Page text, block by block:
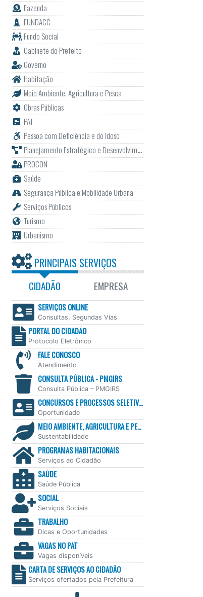
Fazenda
FUNDACC
Fundo Social
Gabinete do Prefeito
Governo
Habitação
Meio Ambiente, Agricultura e Pesca
Obras Públicas
PAT
Pessoa com Deficiência e do Idoso
Planejamento Estratégico e Desenvolvimento
PROCON
Saúde
Segurança Pública e Mobilidade Urbana
Serviços Públicos
Turismo
Urbanismo
PRINCIPAIS SERVIÇOS
CIDADÃO EMPRESA
SERVIÇOS ONLINE
Consultas, Segundas Vias
PORTAL DO CIDADÃO
Protocolo Eletrônico
FALE CONOSCO
Atendimento
CONSULTA PÚBLICA - PMGIRS
Consulta Pública – PMGIRS
CONCURSOS E PROCESSOS SELETIVOS
Oportunidade
MEIO AMBIENTE, AGRICULTURA E PESCA
Sustentabilidade
PROGRAMAS HABITACIONAIS
Serviços ao Cidadão
SAÚDE
Saúde Pública
SOCIAL
Serviços Sociais
TRABALHO
Dicas e Oportunidades
VAGAS NO PAT
Vagas disponíveis
CARTA DE SERVIÇOS AO CIDADÃO
Serviços ofertados pela Prefeitura